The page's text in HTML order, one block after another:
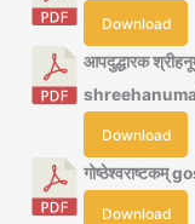
Download
आपदुद्धारक
Download
Download